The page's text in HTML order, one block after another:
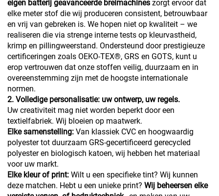
eigen batterij geavanceerde breimachines zorgt ervoor dat
elke meter stof die wij produceren consistent, betrouwbaar
en vrij van gebreken is. We hopen niet op kwaliteit – we
realiseren die via strenge interne tests op kleurvastheid,
krimp en pillingweerstand. Ondersteund door prestigieuze
certificeringen zoals OEKO-TEX®, GRS en GOTS, kunt u
erop vertrouwen dat onze stoffen veilig, duurzaam en in
overeenstemming zijn met de hoogste internationale
normen.
2. Volledige personalisatie: uw ontwerp, uw regels.
Uw creativiteit mag niet worden beperkt door een
textielfabriek. Wij bloeien op maatwerk.
Elke samenstelling: Van klassiek CVC en hoogwaardig
polyester tot duurzaam GRS-gecertificeerd gerecycled
polyester en biologisch katoen, wij hebben het materiaal
voor uw markt.
Elke kleur of print: Wilt u een specifieke tint? Wij kunnen
deze matchen. Hebt u een unieke print? Wij beheersen elke